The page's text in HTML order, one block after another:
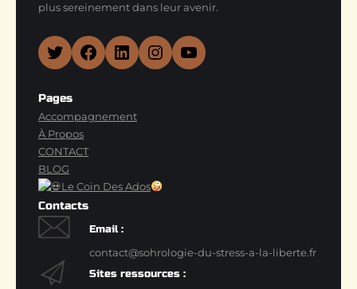
plus sereinement dans leur avenir.
Twitter Facebook LinkedIn Instagram YouTube
Pages
Accompagnement
À Propos
CONTACT
BLOG
Le Coin Des Ados
Contacts
Email :
contact@sohrologie-du-stress-a-la-liberte.fr
Sites ressources :